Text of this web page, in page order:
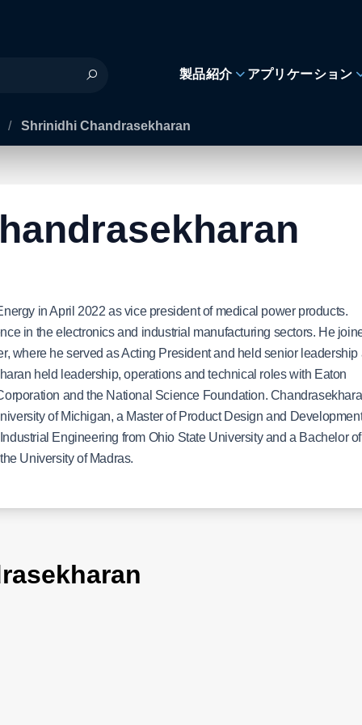
製品紹介 アプリケーション
/ Shrinidhi Chandrasekharan
in April 2022 as vice president of medical power products.
in the electronics and industrial manufacturing sectors. He
where he served as Acting President and held senior leadership
held leadership, operations and technical roles with Eaton
and the National Science Foundation.
of Michigan, a Master of Product Design and
Engineering from Ohio State University and a Bachelor of
University of Madras.